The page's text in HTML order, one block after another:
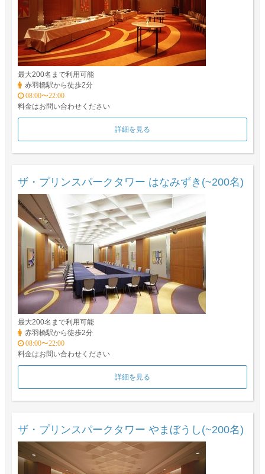
最大200名まで利用可能
赤羽橋駅から徒歩2分
08:00〜22:00
料金はお問い合わせください
詳細を見る
ザ・プリンスパークタワー はなみずき(~200名)
最大200名まで利用可能
赤羽橋駅から徒歩2分
08:00〜22:00
料金はお問い合わせください
詳細を見る
ザ・プリンスパークタワー やまぼうし(~200名)